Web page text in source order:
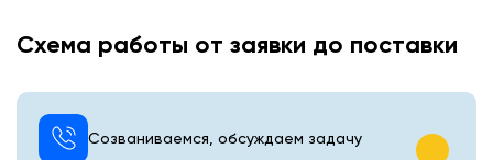
Схема работы от заявки до поставки
Созваниваемся, обсуждаем задачу